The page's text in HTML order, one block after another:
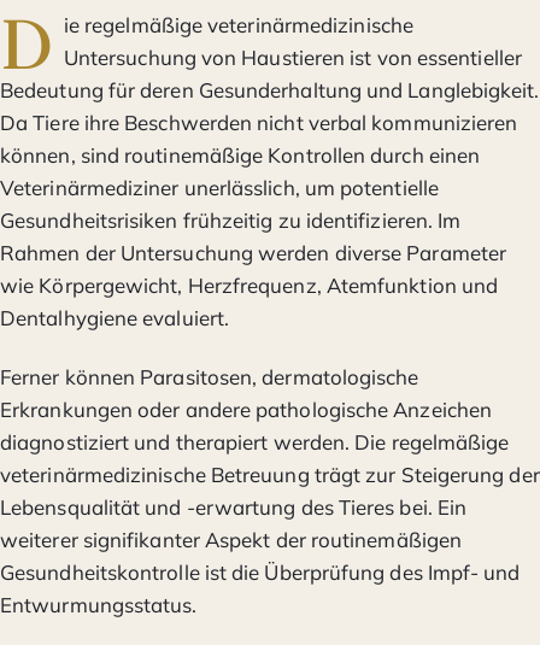
D ie regelmäßige veterinärmedizinische
Untersuchung von Haustieren ist von essentieller
Bedeutung für deren Gesunderhaltung und Langlebigkeit.
Da Tiere ihre Beschwerden nicht verbal kommunizieren
können, sind routinemäßige Kontrollen durch einen
Veterinärmediziner unerlässlich, um potentielle
Gesundheitsrisiken frühzeitig zu identifizieren. Im
Rahmen der Untersuchung werden diverse Parameter
wie Körpergewicht, Herzfrequenz, Atemfunktion und
Dentalhygiene evaluiert.
Ferner können Parasitosen, dermatologische
Erkrankungen oder andere pathologische Anzeichen
diagnostiziert und therapiert werden. Die regelmäßige
veterinärmedizinische Betreuung trägt zur Steigerung der
Lebensqualität und -erwartung des Tieres bei. Ein
weiterer signifikanter Aspekt der routinemäßigen
Gesundheitskontrolle ist die Überprüfung des Impf- und
Entwurmungsstatus.